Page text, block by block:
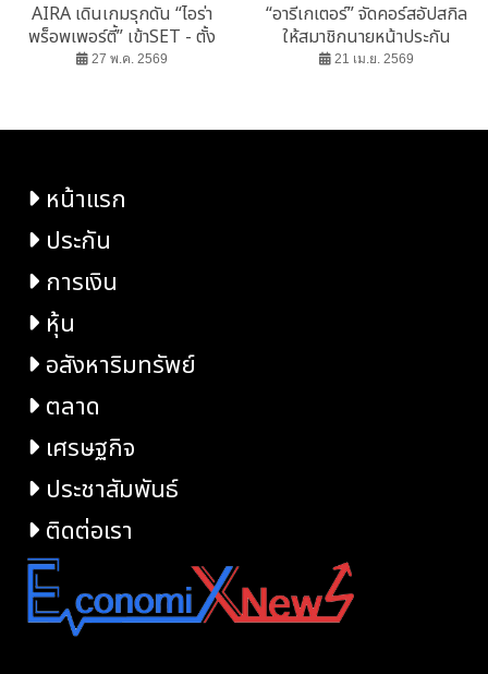
AIRA เดินเกมรุกดัน “ไอร่า
พร็อพเพอร์ตี้” เข้าSET - ตั้ง
กอง REIT ตามแผน
27 พ.ค. 2569
“อารีเกเตอร์” จัดคอร์สอัปสกิล
ให้สมาชิกนายหน้าประกัน
ประจำเดือน มี.ค. 2569
21 เม.ย. 2569
หน้าแรก
ประกัน
การเงิน
หุ้น
อสังหาริมทรัพย์
ตลาด
เศรษฐกิจ
ประชาสัมพันธ์
ติดต่อเรา